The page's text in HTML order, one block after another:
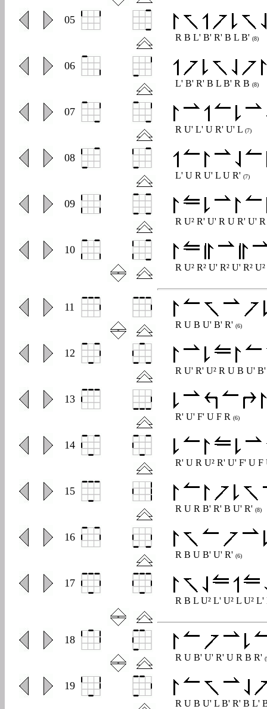
05
R B L' B' R' B L B' (8)
06
L' B' R' B L B' R B (8)
07
R U' L' U R' U' L (7)
08
L' U R U' L U R' (7)
09
R U² R' U' R U R' U'
10
R U² R² U' R² U' R²
11
R U B U' B' R' (6)
12
R U' R' U² R U B U'
13
R' U' F' U F R (6)
14
R' U R U² R' U' F' U
15
R U R B' R' B U' R' (8)
16
R B U B' U' R' (6)
17
R B L U² L' U² L U²
18
R U B' U' R' U R B R'
19
R U B U' L B' R' B L'